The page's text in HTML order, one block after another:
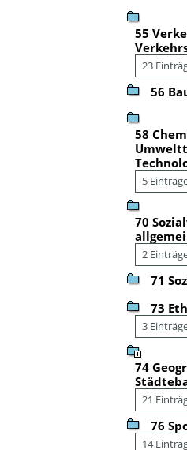
55
23
56
58
5
70
2
71
73
3
74
21
76
14